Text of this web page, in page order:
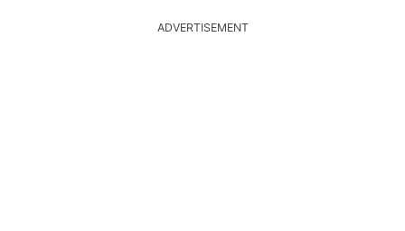
ADVERTISEMENT